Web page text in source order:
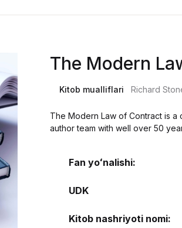
The Modern
Kitob mualliflari Richard
The Modern Law of Contract is
author team with well over 50
Fan yoʻnalishi:
UDK
Kitob nashriyoti nomi: